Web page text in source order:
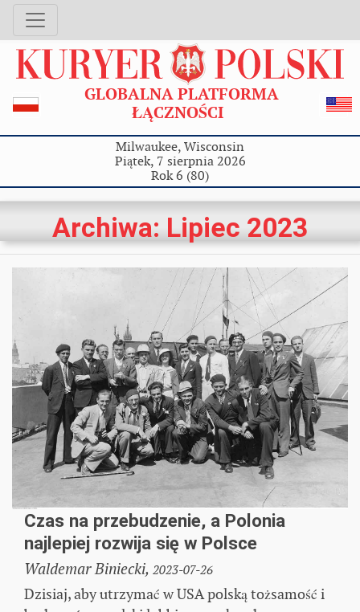
GLOBALNA PLATFORMA
ŁĄCZNOŚCI
Milwaukee, Wisconsin
Piątek, 7 sierpnia 2026
Rok 6 (80)
Archiwa: Lipiec 2023
Czas na przebudzenie, a Polonia
najlepiej rozwija się w Polsce
Waldemar Biniecki, 2023-07-26
Dzisiaj, aby utrzymać w USA polską tożsamość i